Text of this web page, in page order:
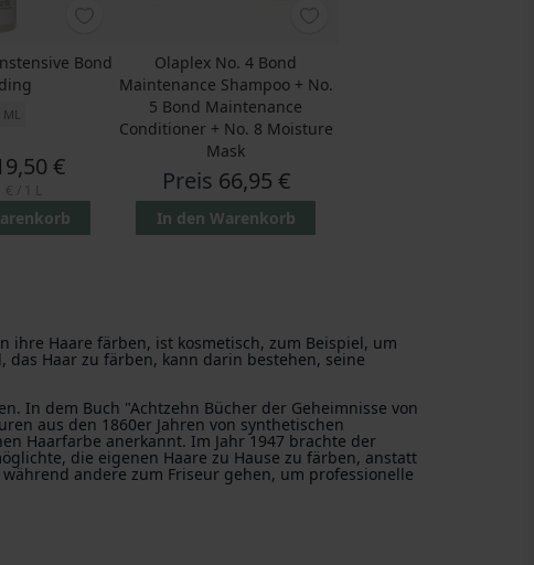
Bond
ML
€
Olaplex No. 4 Bond
Maintenance Shampoo + No.
5 Bond Maintenance
Conditioner + No. 8 Moisture
Mask
Preis 66,95 €
In den Warenkorb
ihre Haare färben, ist kosmetisch, zum Beispiel, um
Haar zu färben, kann darin bestehen, seine
In dem Buch "Achtzehn Bücher der Geheimnisse von
aus den 1860er Jahren von synthetischen
Haarfarbe anerkannt. Im Jahr 1947 brachte der
die eigenen Haare zu Hause zu färben, anstatt
andere zum Friseur gehen, um professionelle